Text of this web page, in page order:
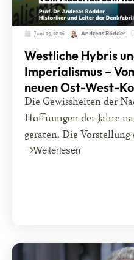
Juni 23, 2026 Andreas Rödder
Westliche Hybris
Imperialismus –
neuen Ost-West-
Die Gewissheiten der
Hoffnungen der Jahre
geraten. Die
Weiterlesen